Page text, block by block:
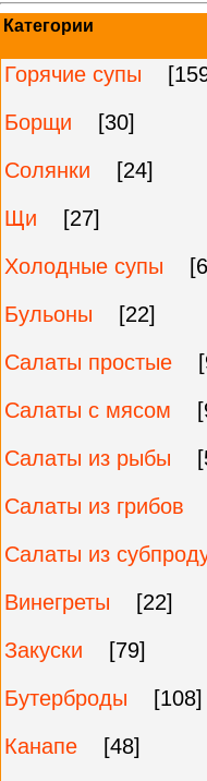
Категории
Горячие супы
Борщи
[30]
Солянки
[24]
Щи
[27]
Холодные супы
Бульоны
[22]
Салаты простые
Салаты с мясом
Салаты из рыбы
Салаты из грибов
Салаты из
Винегреты
[22]
Закуски
[79]
Бутерброды
[108]
Канапе
[48]